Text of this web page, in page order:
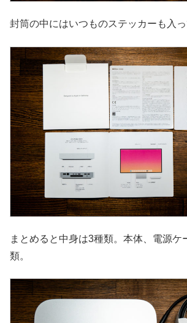
封筒の中にはいつものステッカーも入っ
まとめると中身は3種類。本体、電源ケ
類。